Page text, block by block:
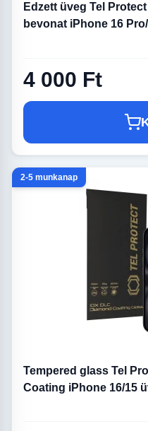
Edzett üveg Tel
bevonat iPhone 16
4 000 Ft
2-5 munkanap
Tempered glass Tel
Coating iPhone 16/15